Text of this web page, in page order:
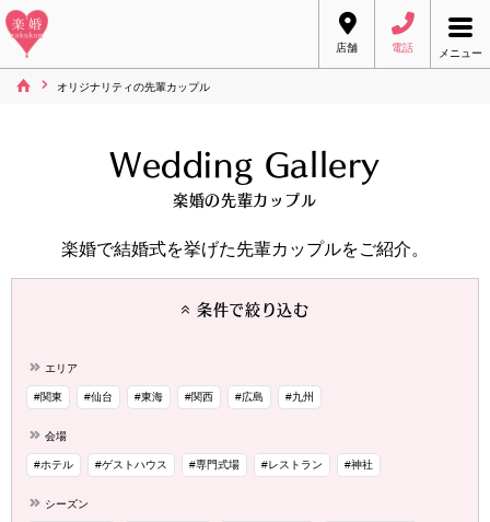
店舗 電話 メニュー
オリジナリティの先輩カップル
Wedding Gallery
楽婚の先輩カップル
楽婚で結婚式を挙げた先輩カップルをご紹介。
条件で絞り込む
エリア
#関東 #仙台 #東海 #関西 #広島 #九州
会場
#ホテル #ゲストハウス #専門式場 #レストラン #神社
シーズン